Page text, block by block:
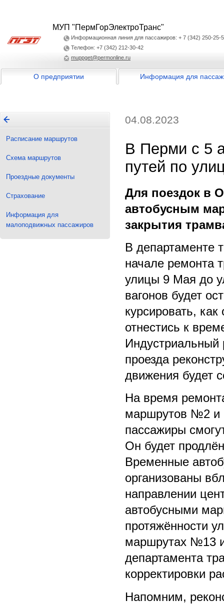
МУП "ПермГорЭлектроТранс"
Информационная линия для пассажиров: + 7 (342) 250-25-
Телефон: +7 (342) 212-30-42
muppget@permonline.ru
О предприятии Информация для
Расписание маршрутов
Схема маршрутов
Проездные документы
Страхование
Информация для
малоподвижных пассажиров
04.08.2023
В Перми с 5
путей по
Для поездок в
автобусным
закрытия
В департаменте
начале ремонта
улицы 9 Мая до
вагонов будет
курсировать,
отнестись к
Индустриальный
проезда
движения будет
На время
маршрутов №2 и
пассажиры
Он будет
Временные
организованы
направлении
автобусными
протяжённости
маршрутах №13
департамента
корректировки
Напомним,